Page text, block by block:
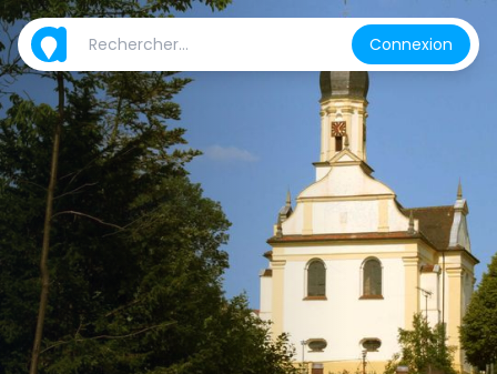
Connexion